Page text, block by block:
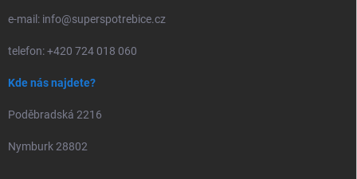
e-mail: info@superspotrebice.cz
telefon: +420 724 018 060
Kde nás najdete?
Poděbradská 2216
Nymburk 28802